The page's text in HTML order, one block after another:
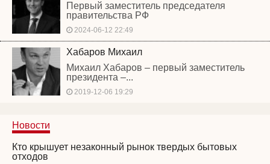
Первый заместитель председателя
правительства РФ
2024-06-12 22:49
Хабаров Михаил
Михаил Хабаров – первый заместитель
президента –...
2019-12-06 19:29
Новости
Кто крышует незаконный рынок твердых бытовых
отходов